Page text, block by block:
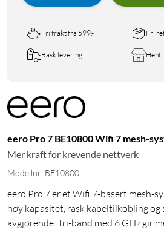
Fri frakt fra 599,- Fri
Rask levering Hent
eero Pro 7 BE10800 Wifi 7 mesh-
Mer kraft for krevende nettverk
Modellnr: BE10800
eero Pro 7 er et Wifi 7-basert mesh-
høy kapasitet, rask kabeltilkobling og
avgjørende. Tri-band med 6 GHz gir